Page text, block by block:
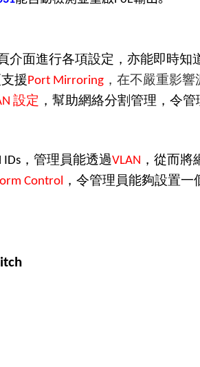
介面進行各項設定，亦能即時知
援Port Mirroring ，在不嚴重影
設定 ， 幫助網絡分割管理， 令管
IDs ， 管理員能透過VLAN ，從而
Control ，令管理員能夠設置一